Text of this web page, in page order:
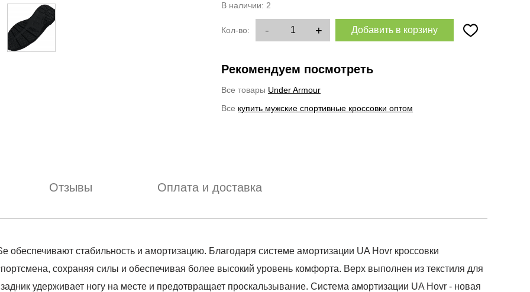
В наличии: 2
Кол-во: - + Добавить в корзину
Рекомендуем посмотреть
Все товары Under Armour
Все купить мужские спортивные кроссовки оптом
Отзывы Оплата и доставка
обеспечивают стабильность и амортизацию. Благодаря системе амортизации UA Hovr кроссовки
сохраняя силы и обеспечивая более высокий уровень комфорта. Верх выполнен из текстиля для
удерживает ногу на месте и предотвращает проскальзывание. Система амортизации UA Hovr - новая